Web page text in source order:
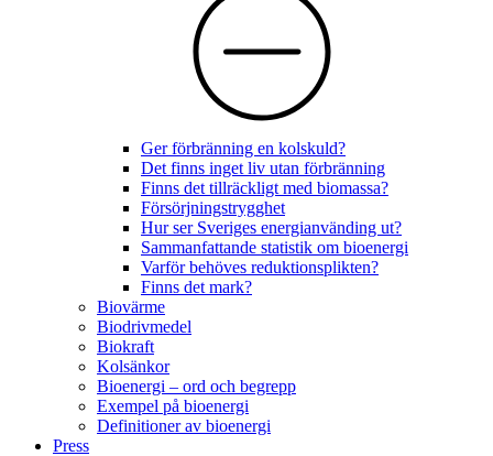
Ger förbränning en kolskuld?
Det finns inget liv utan förbränning
Finns det tillräckligt med biomassa?
Försörjningstrygghet
Hur ser Sveriges energianvänding ut?
Sammanfattande statistik om bioenergi
Varför behöves reduktionsplikten?
Finns det mark?
Biovärme
Biodrivmedel
Biokraft
Kolsänkor
Bioenergi – ord och begrepp
Exempel på bioenergi
Definitioner av bioenergi
Press